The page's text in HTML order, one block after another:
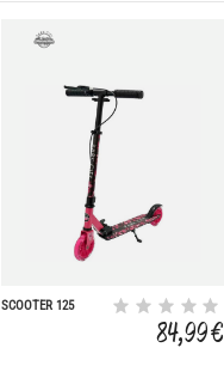
SCOOTER 125
84,99 €